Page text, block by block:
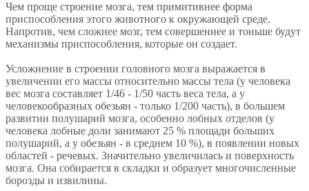
Чем проще строение мозга, тем примитивнее форма
приспособления этого животного к окружающей среде.
Напротив, чем сложнее мозг, тем совершеннее и тоньше будут
механизмы приспособления, которые он создает.
Усложнение в строении головного мозга выражается в
увеличении его массы относительно массы тела (у человека
вес мозга составляет 1/46 - 1/50 часть веса тела, а у
человекообразных обезьян - только 1/200 часть), в большем
развитии полушарий мозга, особенно лобных отделов (у
человека лобные доли занимают 25 % площади больших
полушарий, а у обезьян - в среднем 10 %), в появлении новых
областей - речевых. Значительно увеличилась и поверхность
мозга. Она собирается в складки и образует многочисленные
борозды и извилины.